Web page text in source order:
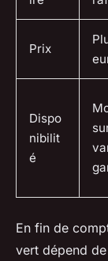
Prix
Dispo
nibilit
é
En fin de
vert dépend